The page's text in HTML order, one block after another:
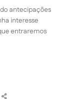
antecipações
interesse
entraremos